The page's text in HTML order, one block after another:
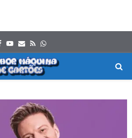
Facebook
Youtube
Email
RssWhatsapp